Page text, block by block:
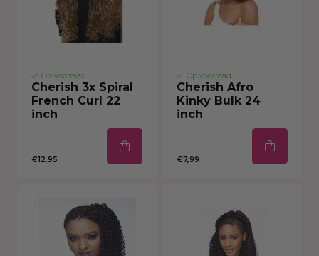
Op voorraad
Cherish 3x Spiral
French Curl 22
inch
€12,95
Op voorraad
Cherish Afro
Kinky Bulk 24
inch
€7,99